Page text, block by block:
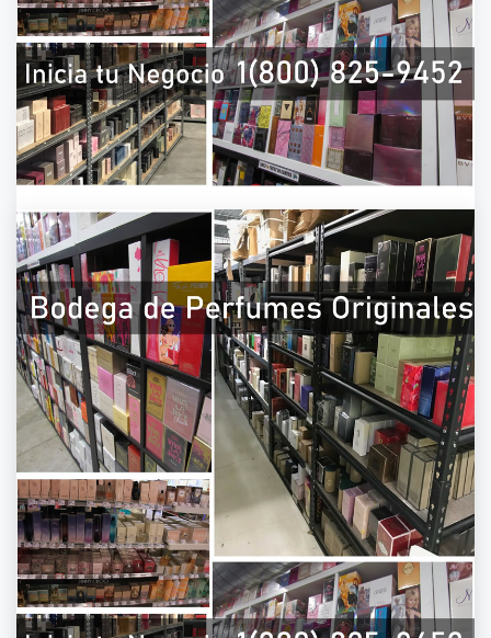
PERFUMES POR CATALOGO | 1(800) 825-
9452PERFUMES POR CATALOGO | 1(800)
825-9452PERFUMES POR CATALOGO |
1(800) 825-9452PERFUMES POR
CATALOGO | 1(800) 825-9452
OnMarch 30, 2021 Byadmin
Todos nuestros perfumes y fragancias son
originales. Puedes iniciar hoy tu propio negocio
de “Venta de perfumes por catálogo 2021″ y
comienza a ganar dinero desde casa. Las
Mejores empresas y catálogos para venta de
fragancias que ofrecen los mejores productos
para vender en Estados Unidos: para hombre,
mujer, fragancias originales, perfumes